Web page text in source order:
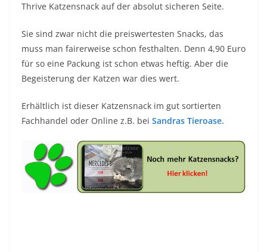
Thrive Katzensnack auf der absolut sicheren Seite.
Sie sind zwar nicht die preiswertesten Snacks, das
muss man fairerweise schon festhalten. Denn 4,90 Euro
für so eine Packung ist schon etwas heftig. Aber die
Begeisterung der Katzen war dies wert.
Erhältlich ist dieser Katzensnack im gut sortierten
Fachhandel oder Online z.B. bei Sandras Tieroase.